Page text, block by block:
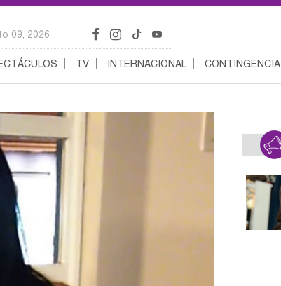
09, 2026
TV INTERNACIONAL CONTINGENCIA